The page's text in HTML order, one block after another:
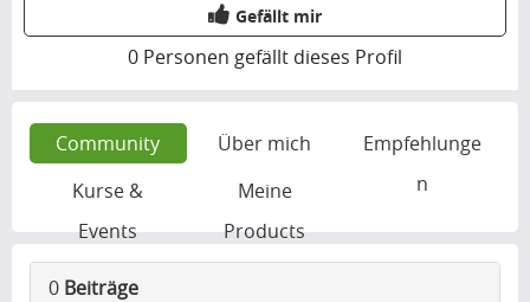
Gefällt mir
0 Personen gefällt dieses Profil
Community Über mich
Empfehlunge
n
Kurse &
Events
Meine
Products
0 Beiträge